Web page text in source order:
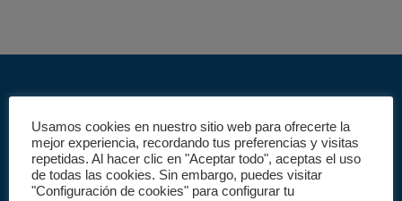
Usamos cookies en nuestro sitio web para ofrecerte la
mejor experiencia, recordando tus preferencias y visitas
repetidas. Al hacer clic en "Aceptar todo", aceptas el uso
de todas las cookies. Sin embargo, puedes visitar
"Configuración de cookies" para configurar tu